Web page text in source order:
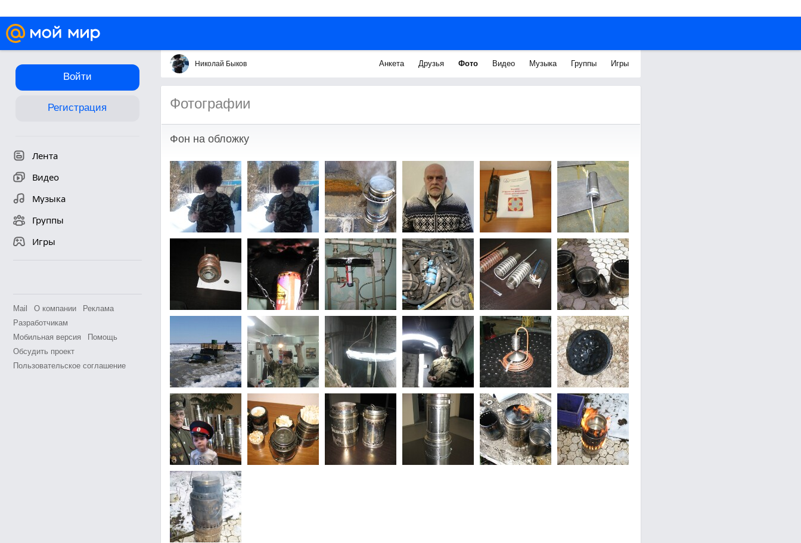
Войти
Регистрация
Лента
Видео
Музыка
Группы
Игры
Mail О компании
Реклама
Разработчикам
Мобильная версия
Помощь
Обсудить проект
Пользовательское соглашение
Николай Быков Анкета Друзья Фото Видео Музыка Группы Игры
Фотографии
Фон на обложку